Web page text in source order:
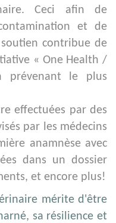
Ceci afin de
et de
contribue de
« One Health /
prévenant le plus
effectuées par des
par les médecins
anamnèse avec
dans un dossier
et encore plus!
mérite d'être
sa résilience et